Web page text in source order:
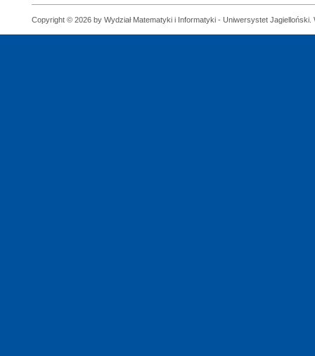
Copyright © 2026 by Wydział Matematyki i Informatyki - Uniwersystet